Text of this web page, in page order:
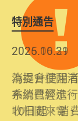
特別通告
2026.06.29
消委會提醒
布消費警示
收相關來電
2025.10.31
為提升使用
系統已經進
10日起，消